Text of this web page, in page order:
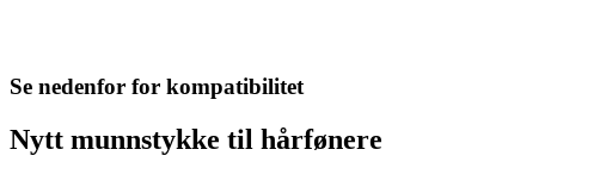
Se nedenfor for kompatibilitet
Nytt munnstykke til hårfønere